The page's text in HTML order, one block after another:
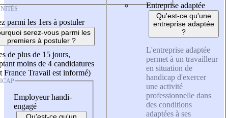
parmi les 1ers à postuler
serez-vous parmi les
premiers à postuler ?
de plus de 15 jours,
moins de 4 candidatures
France Travail est informé)
Employeur handi-
engagé
Entreprise adaptée
Qu'est-ce qu'une
entreprise adaptée
?
L'entreprise adaptée
permet à un travailleur
en situation de
handicap d'exercer
une activité
professionnelle dans
des conditions
adaptées à ses